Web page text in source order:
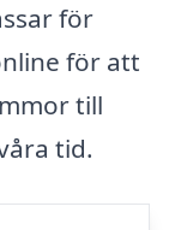
för
för att
till
tid.